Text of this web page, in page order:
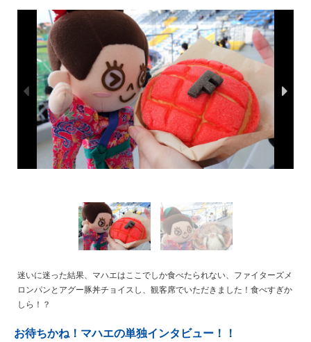
迷いに迷った結果、マハエはここでしか食べたられない、ファイターズメ
ロンパンとアグー豚丼チョイスし、観客席でいただきました！食べすぎか
しら！？
お待ちかね！マハエの単独インタビュー！！